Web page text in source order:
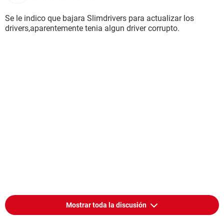
===============================================
===
===============================================
Versión : 6.1.7601.17514 (win7sp1_rtm.101119-1850)
Proceso : 32-bit
Crash Address : ntkrnlpa.exe+7401c
Se le indico que bajara Slimdrivers para actualizar los
drivers,aparentemente tenia algun driver corrupto.
Mostrar toda la discusión